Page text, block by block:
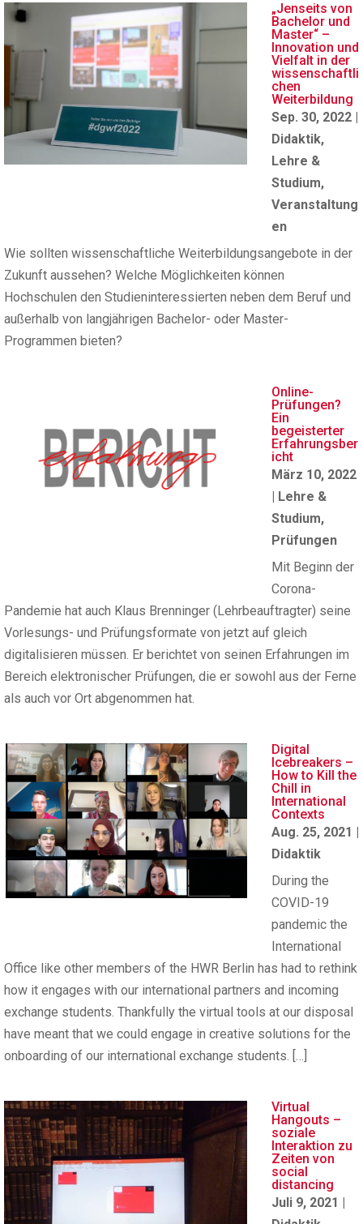
„Jenseits von
Bachelor und
Master“ –
Innovation und
Vielfalt in der
wissenschaftli
chen
Weiterbildung
Sep. 30, 2022 |
Didaktik,
Lehre &
Studium,
Veranstaltung
en
Wie sollten wissenschaftliche Weiterbildungsangebote in der
Zukunft aussehen? Welche Möglichkeiten können
Hochschulen den Studieninteressierten neben dem Beruf und
außerhalb von langjährigen Bachelor- oder Master-
Programmen bieten?
Online-
Prüfungen?
Ein
begeisterter
Erfahrungsber
icht
März 10, 2022
| Lehre &
Studium,
Prüfungen
Mit Beginn der
Corona-
Pandemie hat auch Klaus Brenninger (Lehrbeauftragter) seine
Vorlesungs- und Prüfungsformate von jetzt auf gleich
digitalisieren müssen. Er berichtet von seinen Erfahrungen im
Bereich elektronischer Prüfungen, die er sowohl aus der Ferne
als auch vor Ort abgenommen hat.
Digital
Icebreakers –
How to Kill the
Chill in
International
Contexts
Aug. 25, 2021 |
Didaktik
During the
COVID-19
pandemic the
International
Office like other members of the HWR Berlin has had to rethink
how it engages with our international partners and incoming
exchange students. Thankfully the virtual tools at our disposal
have meant that we could engage in creative solutions for the
onboarding of our international exchange students. […]
Virtual
Hangouts –
soziale
Interaktion zu
Zeiten von
social
distancing
Juli 9, 2021 |